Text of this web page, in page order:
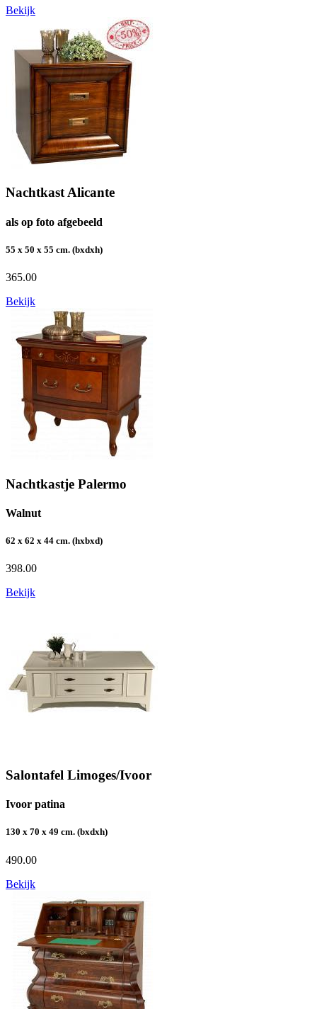
Bekijk
Nachtkast Alicante
als op foto afgebeeld
55 x 50 x 55 cm. (bxdxh)
365.00
Bekijk
Nachtkastje Palermo
Walnut
62 x 62 x 44 cm. (hxbxd)
398.00
Bekijk
Salontafel Limoges/Ivoor
Ivoor patina
130 x 70 x 49 cm. (bxdxh)
490.00
Bekijk